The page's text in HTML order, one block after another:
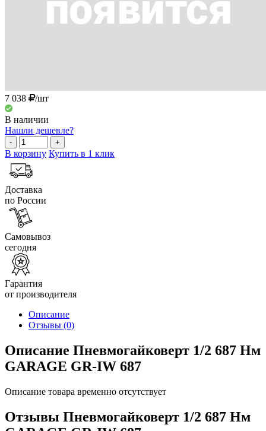
7 038 /шт
В наличии
Нашли дешевле?
- +
В корзину Купить в 1 клик
Доставка
по России
Самовывоз
сегодня
Гарантия
от производителя
Описание
Отзывы (0)
Описание Пневмогайковерт 1/2 687 Нм
GARAGE GR-IW 687
Описание товара временно отсутствует
Отзывы Пневмогайковерт 1/2 687 Нм